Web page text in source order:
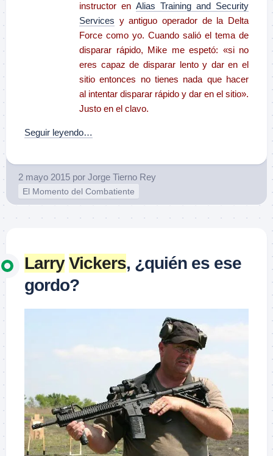
instructor en Alias Training and Security
Services y antiguo operador de la Delta
Force como yo. Cuando salió el tema de
disparar rápido, Mike me espetó: «si no
eres capaz de disparar lento y dar en el
sitio entonces no tienes nada que hacer
al intentar disparar rápido y dar en el sitio».
Justo en el clavo.
Seguir leyendo…
2 mayo 2015 por Jorge Tierno Rey
El Momento del Combatiente
Larry Vickers, ¿quién es ese
gordo?